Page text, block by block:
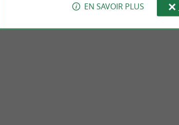
EN SAVOIR PLUS